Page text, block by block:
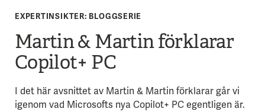
EXPERTINSIKTER: BLOGGSERIE
Martin & Martin förklarar
Copilot+ PC
I det här avsnittet av Martin & Martin förklarar går vi
igenom vad Microsofts nya Copilot+ PC egentligen är.